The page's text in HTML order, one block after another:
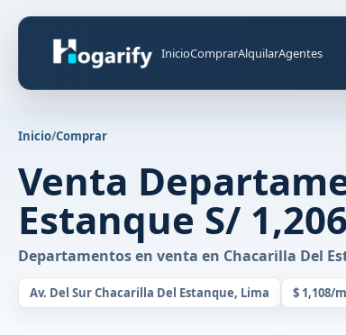
InicioComprarAlquilarAgentes
Inicio/Comprar
Venta
Estanque S/
Departamentos en venta en Chacarilla Del
Av. Del Sur Chacarilla Del Estanque, Lima $ 1,108/